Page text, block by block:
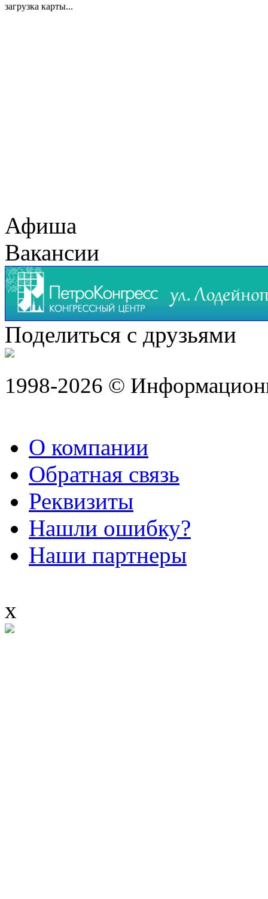
загрузка карты...
Афиша
Вакансии
Поделиться с друзьями
1998-2026 ©
О компании
Обратная связь
Реквизиты
Нашли ошибку?
Наши партнеры
x